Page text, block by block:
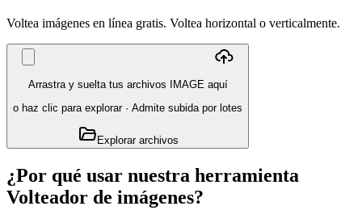
Voltea imágenes en línea gratis. Voltea horizontal o verticalmente.
Arrastra y suelta tus archivos IMAGE aquí
o haz clic para explorar· Admite subida por lotes
Explorar archivos
¿Por qué usar nuestra herramienta
Volteador de imágenes?